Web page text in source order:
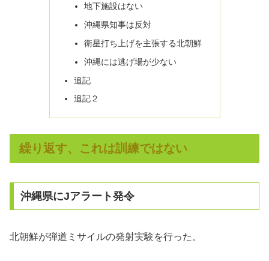
地下施設はない
沖縄県知事は反対
衛星打ち上げを主張する北朝鮮
沖縄には逃げ場が少ない
追記
追記２
繰り返す、これは訓練ではない
沖縄県にJアラート発令
北朝鮮が弾道ミサイルの発射実験を行った。